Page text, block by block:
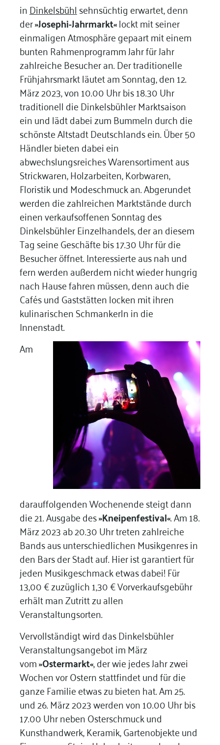
inDinkelsbühl sehnsüchtig erwartet, denn
der»Josephi-Jahrmarkt«lockt mit seiner
einmaligen Atmosphäre gepaart mit einem
bunten Rahmenprogramm Jahr für Jahr
zahlreiche Besucher an. Der traditionelle
Frühjahrsmarkt läutet am Sonntag, den 12.
März 2023, von 10.00 Uhr bis 18.30 Uhr
traditionell die Dinkelsbühler Marktsaison
ein und lädt dabei zum Bummeln durch die
schönste Altstadt Deutschlands ein. Über 50
Händler bieten dabei ein
abwechslungsreiches Warensortiment aus
Strickwaren, Holzarbeiten, Korbwaren,
Floristik und Modeschmuck an. Abgerundet
werden die zahlreichen Marktstände durch
einen verkaufsoffenen Sonntag des
Dinkelsbühler Einzelhandels, der an diesem
Tag seine Geschäfte bis 17.30 Uhr für die
Besucher öffnet. Interessierte aus nah und
fern werden außerdem nicht wieder hungrig
nach Hause fahren müssen, denn auch die
Cafés und Gaststätten locken mit ihren
kulinarischen Schmankerln in die
Innenstadt.
Am
darauffolgenden Wochenende steigt dann
die 21. Ausgabe des»Kneipenfestival«. Am 18.
März 2023 ab 20.30 Uhr treten zahlreiche
Bands aus unterschiedlichen Musikgenres in
den Bars der Stadt auf. Hier ist garantiert für
jeden Musikgeschmack etwas dabei! Für
13,00 € zuzüglich 1,30 € Vorverkaufsgebühr
erhält man Zutritt zu allen
Veranstaltungsorten.
Vervollständigt wird das Dinkelsbühler
Veranstaltungsangebot im März
vom»Ostermarkt«, der wie jedes Jahr zwei
Wochen vor Ostern stattfindet und für die
ganze Familie etwas zu bieten hat. Am 25.
und 26. März 2023 werden von 10.00 Uhr bis
17.00 Uhr neben Osterschmuck und
Kunsthandwerk, Keramik, Gartenobjekte und